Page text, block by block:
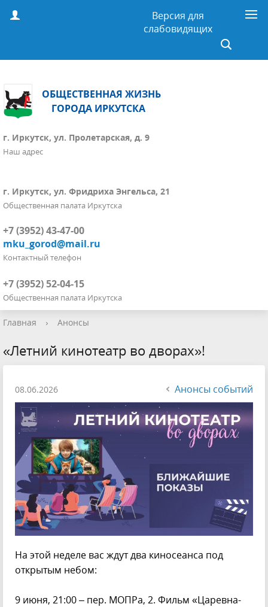
Версия для
слабовидящих
ОБЩЕСТВЕННАЯ ЖИЗНЬ
ГОРОДА ИРКУТСКА
г. Иркутск, ул. Пролетарская, д. 9
Наш адрес
г. Иркутск, ул. Фридриха Энгельса, 21
Общественная палата Иркутска
+7 (3952) 43-47-00
mku_gorod@mail.ru
Контактный телефон
+7 (3952) 52-04-15
Общественная палата Иркутска
Главная › Анонсы
«Летний кинотеатр во дворах»!
08.06.2026 Анонсы событий
На этой неделе вас ждут два киносеанса под
открытым небом:
9 июня, 21:00 – пер. МОПРа, 2. Фильм «Царевна-